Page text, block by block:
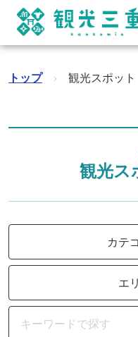
トップ › 観光スポット
観光ス
カテ
エ